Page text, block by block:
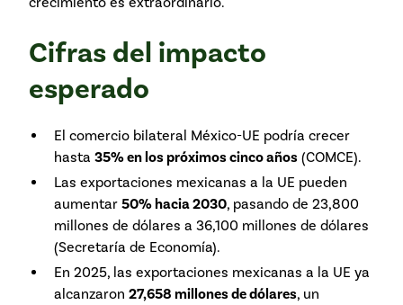
Cifras del impacto
esperado
El comercio bilateral México-UE podría crecer
hasta 35% en los próximos cinco años (COMCE).
Las exportaciones mexicanas a la UE pueden
aumentar 50% hacia 2030, pasando de 23,800
millones de dólares a 36,100 millones de dólares
(Secretaría de Economía).
En 2025, las exportaciones mexicanas a la UE ya
alcanzaron 27,658 millones de dólares, un